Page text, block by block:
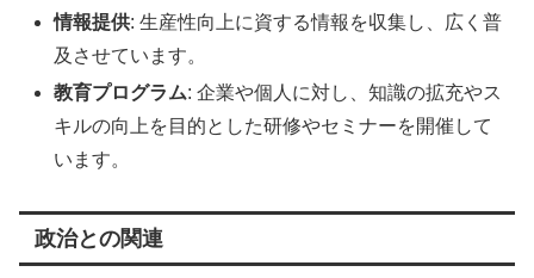
情報提供: 生産性向上に資する情報を収集し、広く普
及させています。
教育プログラム: 企業や個人に対し、知識の拡充やス
キルの向上を目的とした研修やセミナーを開催して
います。
政治との関連